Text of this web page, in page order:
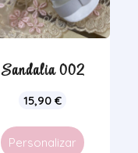
Sandalia 002
15,90€
Personalizar